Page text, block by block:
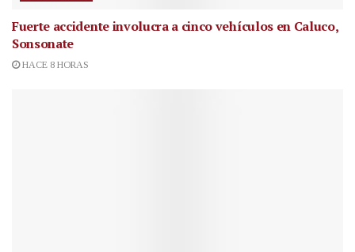
Fuerte accidente involucra a cinco vehículos en Caluco,
Sonsonate
HACE 8 HORAS